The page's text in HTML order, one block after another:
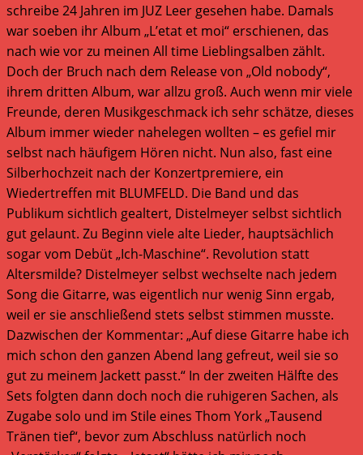
schreibe 24 Jahren im JUZ Leer gesehen habe. Damals
war soeben ihr Album „L’etat et moi“ erschienen, das
nach wie vor zu meinen All time Lieblingsalben zählt.
Doch der Bruch nach dem Release von „Old nobody“,
ihrem dritten Album, war allzu groß. Auch wenn mir viele
Freunde, deren Musikgeschmack ich sehr schätze, dieses
Album immer wieder nahelegen wollten – es gefiel mir
selbst nach häufigem Hören nicht. Nun also, fast eine
Silberhochzeit nach der Konzertpremiere, ein
Wiedertreffen mit BLUMFELD. Die Band und das
Publikum sichtlich gealtert, Distelmeyer selbst sichtlich
gut gelaunt. Zu Beginn viele alte Lieder, hauptsächlich
sogar vom Debüt „Ich-Maschine“. Revolution statt
Altersmilde? Distelmeyer selbst wechselte nach jedem
Song die Gitarre, was eigentlich nur wenig Sinn ergab,
weil er sie anschließend stets selbst stimmen musste.
Dazwischen der Kommentar: „Auf diese Gitarre habe ich
mich schon den ganzen Abend lang gefreut, weil sie so
gut zu meinem Jackett passt.“ In der zweiten Hälfte des
Sets folgten dann doch noch die ruhigeren Sachen, als
Zugabe solo und im Stile eines Thom York „Tausend
Tränen tief“, bevor zum Abschluss natürlich noch